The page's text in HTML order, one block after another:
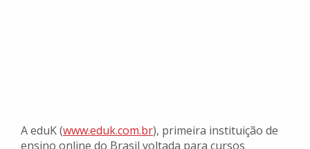
A eduK (www.eduk.com.br), primeira instituição de
ensino online do Brasil voltada para cursos